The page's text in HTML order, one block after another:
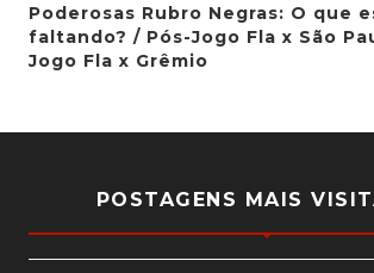
Poderosas Rubro Negras: O que
faltando? / Pós-Jogo Fla x São
Jogo Fla x Grêmio
POSTAGENS MAIS